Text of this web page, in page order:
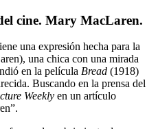
cine. Mary MacLaren.
una expresión hecha para la
una chica con una mirada
en la película Bread(1918)
Buscando en la prensa del
Weekly en un artículo